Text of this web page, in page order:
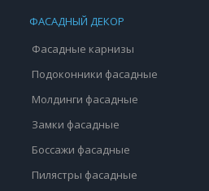
ФАСАДНЫЙ ДЕКОР
Фасадные карнизы
Подоконники фасадные
Молдинги фасадные
Замки фасадные
Боссажи фасадные
Пилястры фасадные